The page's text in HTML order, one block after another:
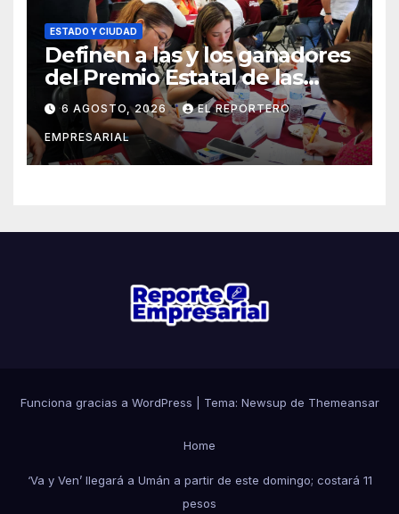
ESTADO Y CIUDAD
Definen a las y los ganadores
del Premio Estatal de las
Juventudes 2026
6 AGOSTO, 2026 EL REPORTERO
EMPRESARIAL
Funciona gracias a WordPress Tema: Newsup de Themeansar
Home
‘Va y Ven’ llegará a Umán a partir de este domingo; costará 11
pesos